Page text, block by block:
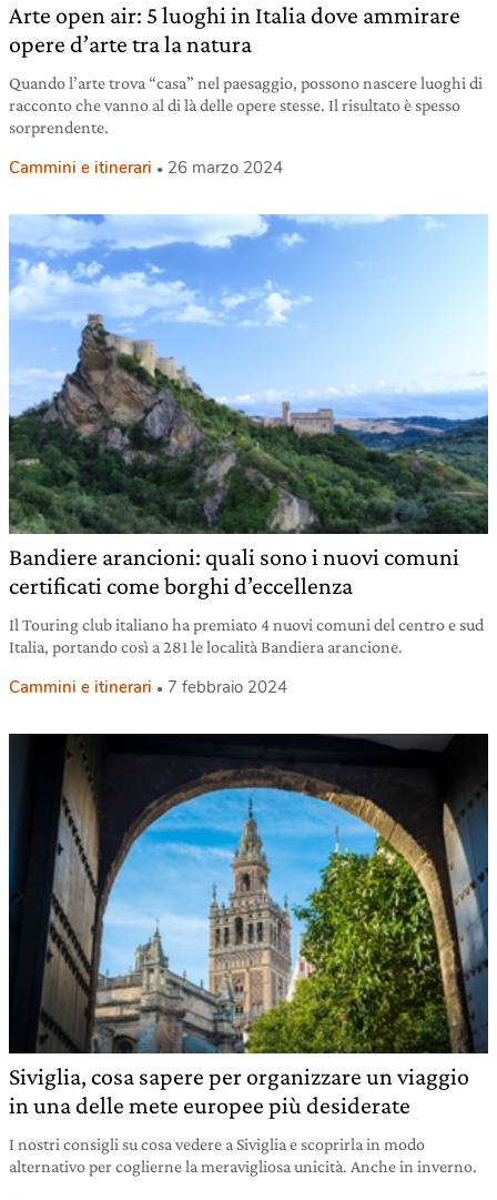
Arte open air: 5 luoghi in Italia dove ammirare
opere d’arte tra la natura
Quando l’arte trova “casa” nel paesaggio, possono nascere luoghi di
racconto che vanno al di là delle opere stesse. Il risultato è spesso
sorprendente.
Cammini e itinerari 26 marzo 2024
Bandiere arancioni: quali sono i nuovi comuni
certificati come borghi d’eccellenza
Il Touring club italiano ha premiato 4 nuovi comuni del centro e sud
Italia, portando così a 281 le località Bandiera arancione.
Cammini e itinerari 7 febbraio 2024
Siviglia, cosa sapere per organizzare un viaggio
in una delle mete europee più desiderate
I nostri consigli su cosa vedere a Siviglia e scoprirla in modo
alternativo per coglierne la meravigliosa unicità. Anche in inverno.